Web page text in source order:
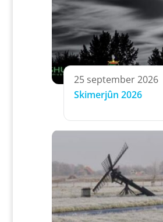
25 september 2026
Skimerjûn 2026